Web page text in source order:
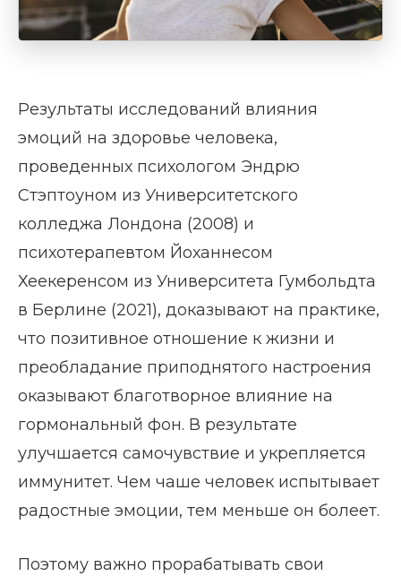
Результаты исследований влияния
эмоций на здоровье человека,
проведенных психологом Эндрю
Стэптоуном из Университетского
колледжа Лондона (2008) и
психотерапевтом Йоханнесом
Хеекеренсом из Университета Гумбольдта
в Берлине (2021), доказывают на практике,
что позитивное отношение к жизни и
преобладание приподнятого настроения
оказывают благотворное влияние на
гормональный фон. В результате
улучшается самочувствие и укрепляется
иммунитет. Чем чаше человек испытывает
радостные эмоции, тем меньше он болеет.
Поэтому важно прорабатывать свои